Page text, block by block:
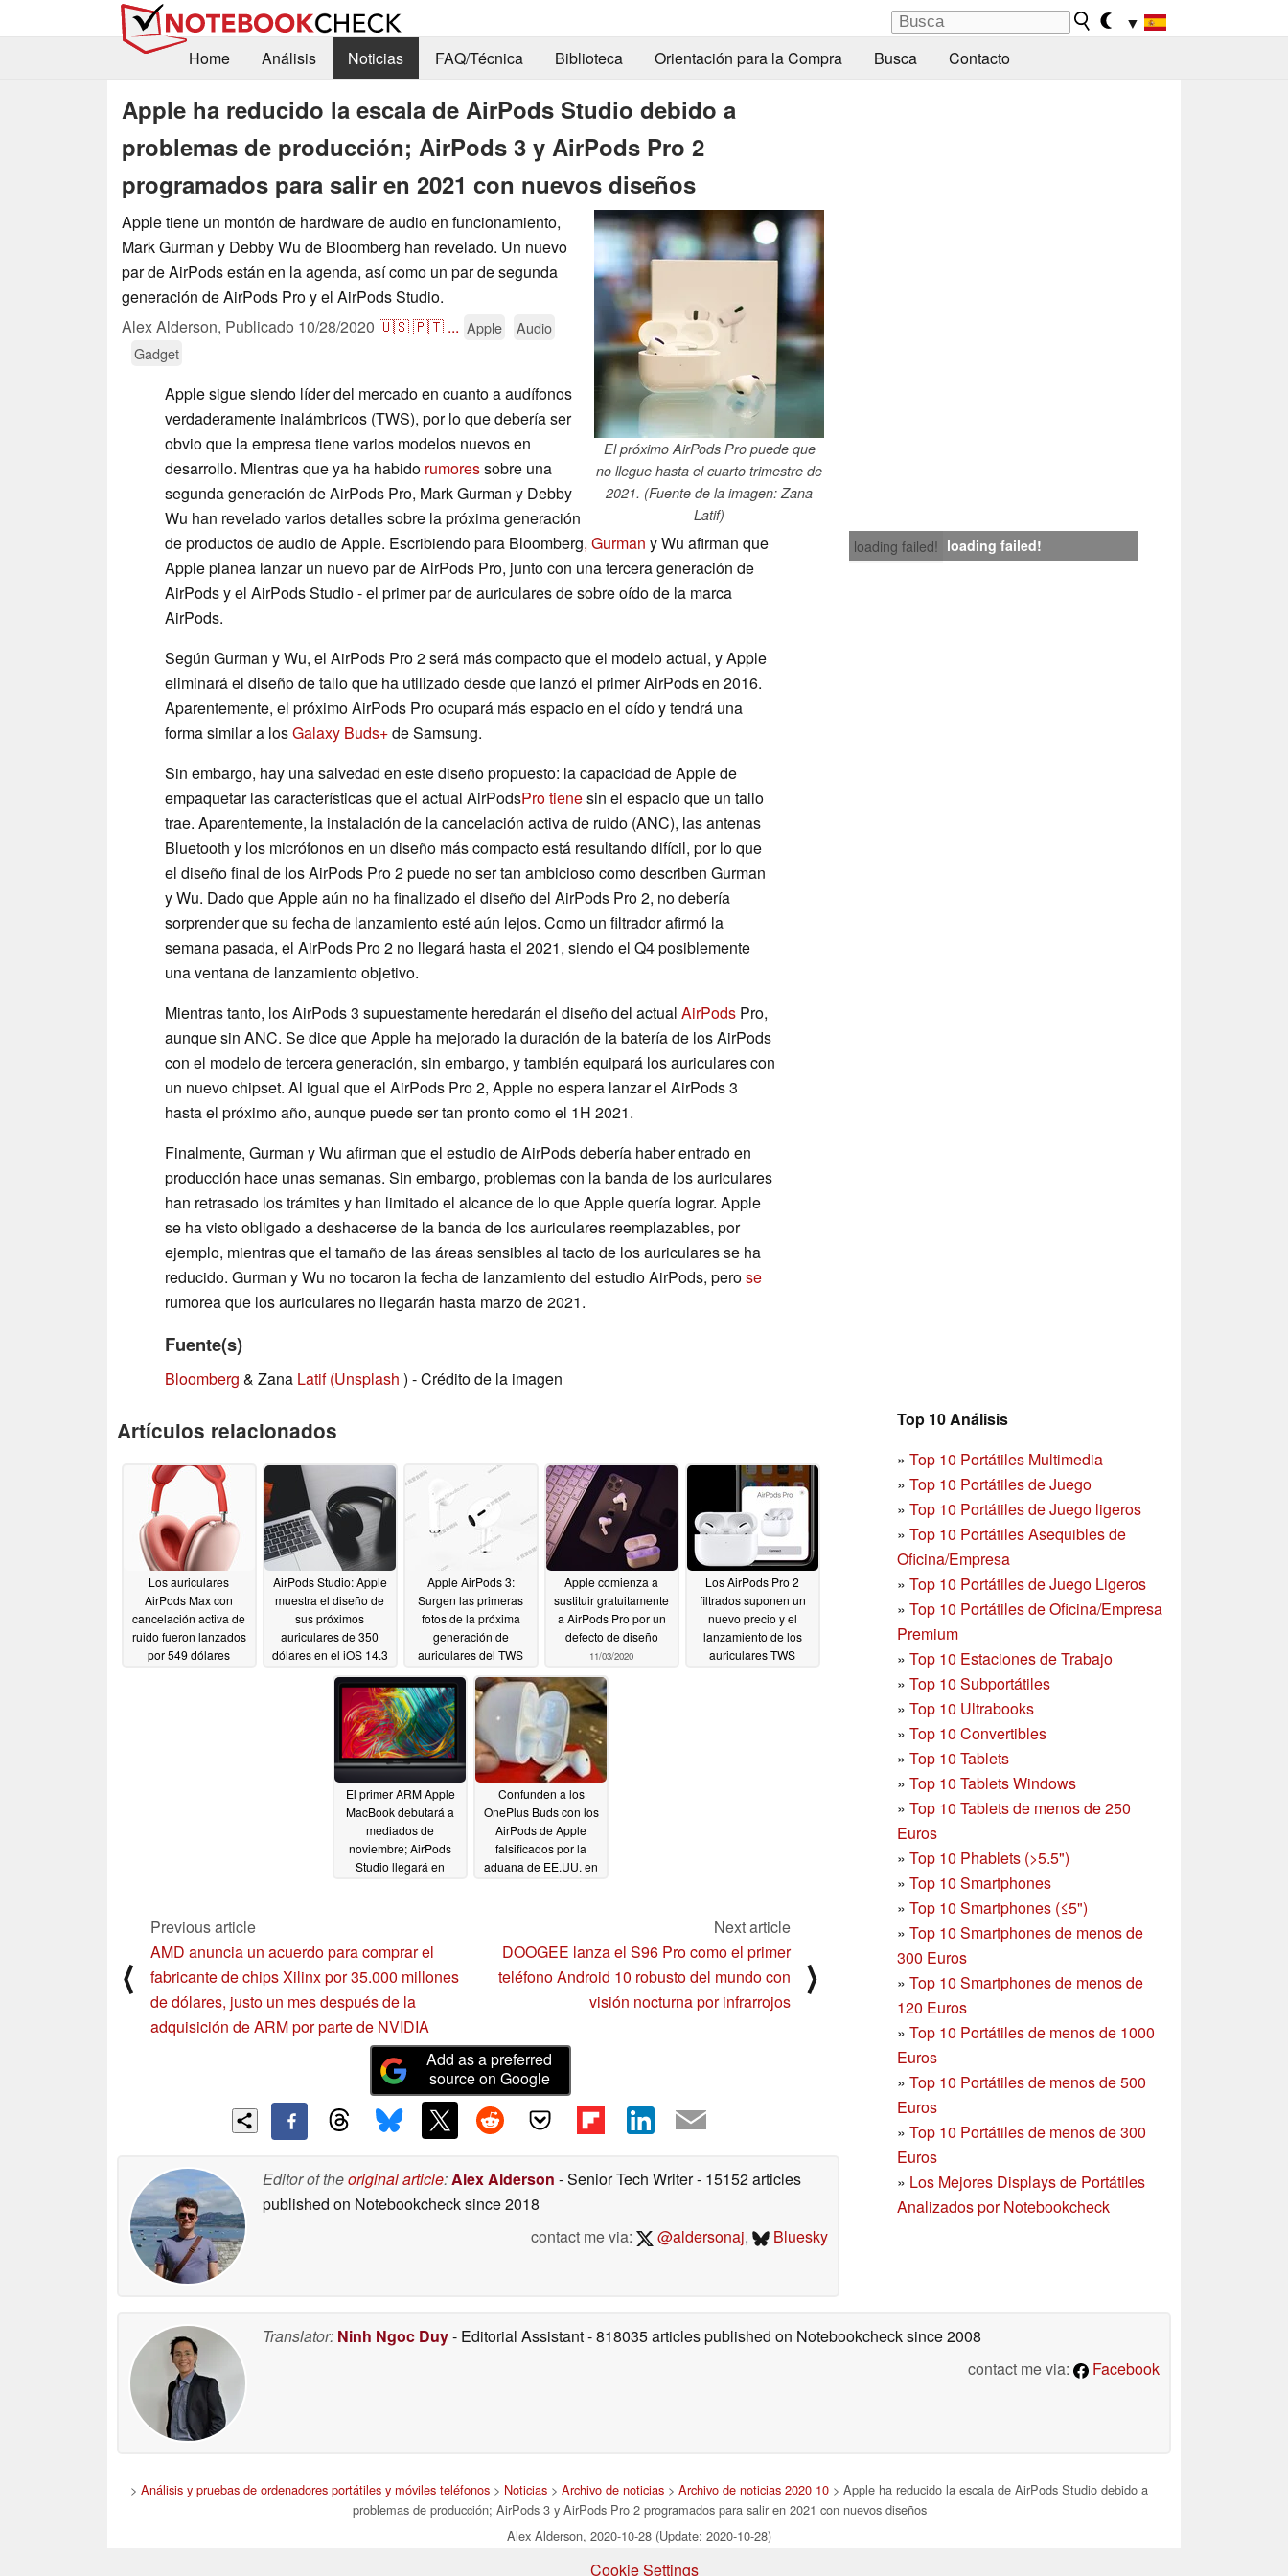
▼
Home
Análisis Noticias FAQ/Técnica Biblioteca Orientación para la Compra Busca Contacto
Apple ha reducido la escala de AirPods Studio debido a
problemas de producción; AirPods 3 y AirPods Pro 2
programados para salir en 2021 con nuevos diseños
El próximo AirPods Pro puede que
no llegue hasta el cuarto trimestre de
2021. (Fuente de la imagen: Zana
Latif)
Apple tiene un montón de hardware de audio en funcionamiento,
Mark Gurman y Debby Wu de Bloomberg han revelado. Un nuevo
par de AirPods están en la agenda, así como un par de segunda
generación de AirPods Pro y el AirPods Studio.
Alex Alderson, Publicado 10/28/2020 🇺🇸🇵🇹 ... Apple
Audio
Gadget
loading failed! loading failed!
Apple sigue siendo líder del mercado en cuanto a audífonos
verdaderamente inalámbricos (TWS), por lo que debería ser
obvio que la empresa tiene varios modelos nuevos en
desarrollo. Mientras que ya ha habido rumoressobre una
segunda generación de AirPods Pro, Mark Gurman y Debby
Wu han revelado varios detalles sobre la próxima generación
de productos de audio de Apple. Escribiendo para Bloomberg, Gurman y Wu afirman que
Apple planea lanzar un nuevo par de AirPods Pro, junto con una tercera generación de
AirPods y el AirPods Studio - el primer par de auriculares de sobre oído de la marca
AirPods.
Según Gurman y Wu, el AirPods Pro 2 será más compacto que el modelo actual, y Apple
eliminará el diseño de tallo que ha utilizado desde que lanzó el primer AirPods en 2016.
Aparentemente, el próximo AirPods Pro ocupará más espacio en el oído y tendrá una
forma similar a losGalaxy Buds+de Samsung.
Sin embargo, hay una salvedad en este diseño propuesto: la capacidad de Apple de
empaquetar las características que el actual AirPodsPro tienesin el espacio que un tallo
trae. Aparentemente, la instalación de la cancelación activa de ruido (ANC), las antenas
Bluetooth y los micrófonos en un diseño más compacto está resultando difícil, por lo que
el diseño final de los AirPods Pro 2 puede no ser tan ambicioso como describen Gurman
y Wu. Dado que Apple aún no ha finalizado el diseño del AirPods Pro 2, no debería
sorprender que su fecha de lanzamiento esté aún lejos. Como un filtrador afirmó la
semana pasada, el AirPods Pro 2 no llegará hasta el 2021, siendo el Q4 posiblemente
una ventana de lanzamiento objetivo.
Mientras tanto, los AirPods 3 supuestamente heredarán el diseño del actual AirPods Pro,
aunque sin ANC. Se dice que Apple ha mejorado la duración de la batería de los AirPods
con el modelo de tercera generación, sin embargo, y también equipará los auriculares con
un nuevo chipset. Al igual que el AirPods Pro 2, Apple no espera lanzar el AirPods 3
hasta el próximo año, aunque puede ser tan pronto como el 1H 2021.
Finalmente, Gurman y Wu afirman que el estudio de AirPods debería haber entrado en
producción hace unas semanas. Sin embargo, problemas con la banda de los auriculares
han retrasado los trámites y han limitado el alcance de lo que Apple quería lograr. Apple
se ha visto obligado a deshacerse de la banda de los auriculares reemplazables, por
ejemplo, mientras que el tamaño de las áreas sensibles al tacto de los auriculares se ha
reducido. Gurman y Wu no tocaron la fecha de lanzamiento del estudio AirPods, perose
rumorea que los auriculares no llegarán hasta marzo de 2021.
Fuente(s)
Bloomberg & Zana Latif (Unsplash ) - Crédito de la imagen
Top 10 Análisis
» Top 10 Portátiles Multimedia
» Top 10 Portátiles de Juego
» Top 10 Portátiles de Juego ligeros
» Top 10 Portátiles Asequibles de
Oficina/Empresa
» Top 10 Portátiles de Juego Ligeros
» Top 10 Portátiles de Oficina/Empresa
Premium
» Top 10 Estaciones de Trabajo
» Top 10 Subportátiles
» Top 10 Ultrabooks
» Top 10 Convertibles
» Top 10 Tablets
» Top 10 Tablets Windows
» Top 10 Tablets de menos de 250
Euros
» Top 10 Phablets (>5.5")
» Top 10 Smartphones
» Top 10 Smartphones (≤5")
» Top 10 Smartphones de menos de
300 Euros
» Top 10 Smartphonesde menos de
120 Euros
» Top 10 Portátiles de menos de 1000
Euros
» Top 10 Portátiles de menos de 500
Euros
» Top 10 Portátiles de menos de 300
Euros
» Los Mejores Displays de Portátiles
Analizados por Notebookcheck
Artículos relacionados
Los auriculares
AirPods Max con
cancelación activa de
ruido fueron lanzados
por 549 dólares
AirPods Studio: Apple
muestra el diseño de
sus próximos
auriculares de 350
dólares en el iOS 14.3
11/13/2020
Apple AirPods 3:
Surgen las primeras
fotos de la próxima
generación de
auriculares del TWS
11/06/2020
Apple comienza a
sustituir gratuitamente
a AirPods Pro por un
defecto de diseño
11/03/2020
Los AirPods Pro 2
filtrados suponen un
nuevo precio y el
lanzamiento de los
auriculares TWS
El primer ARM Apple
MacBook debutará a
mediados de
noviembre; AirPods
Studio llegará en
Confunden a los
OnePlus Buds con los
AirPods de Apple
falsificados por la
aduana de EE.UU. en
⟨
Previous article
AMD anuncia un acuerdo para comprar el
fabricante de chips Xilinx por 35.000 millones
de dólares, justo un mes después de la
adquisición de ARM por parte de NVIDIA
Next article
DOOGEE lanza el S96 Pro como el primer
teléfono Android 10 robusto del mundo con
visión nocturna por infrarrojos
⟩
Add as a preferred
source on Google
Editor of theoriginal article:Alex Alderson - Senior Tech Writer- 15152 articles
published on Notebookchecksince 2018
contact me via:
@aldersonaj, Bluesky
Translator: Ninh Ngoc Duy- Editorial Assistant- 818035 articles published on Notebookchecksince 2008
contact me via:
Facebook
> Análisis y pruebas de ordenadores portátiles y móviles teléfonos > Noticias > Archivo de noticias > Archivo de noticias 2020 10 > Apple ha reducido la escala de AirPods Studio debido a
problemas de producción; AirPods 3 y AirPods Pro 2 programados para salir en 2021 con nuevos diseños
Alex Alderson, 2020-10-28 (Update: 2020-10-28)
Cookie Settings